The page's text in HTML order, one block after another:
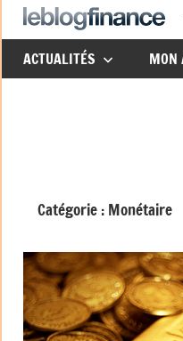
Aller
au
contenu
ACTUALITÉS MON
Catégorie : Monétaire